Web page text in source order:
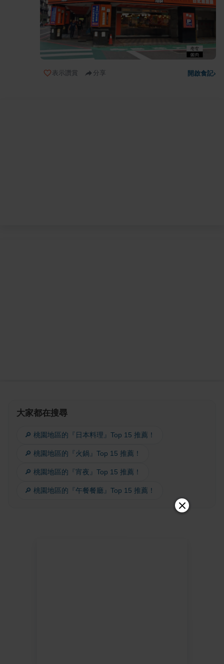
表示讚賞 分享 開啟食記›
大家都在搜尋
🔎 桃園地區的『日本料理』Top 15 推薦！
🔎 桃園地區的『火鍋』Top 15 推薦！
🔎 桃園地區的『宵夜』Top 15 推薦！
🔎 桃園地區的『午餐餐廳』Top 15 推薦！